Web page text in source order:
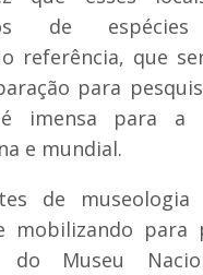
de espécies
referência, que
para
imensa para a
e mundial.
de museologia
mobilizando para
do Museu